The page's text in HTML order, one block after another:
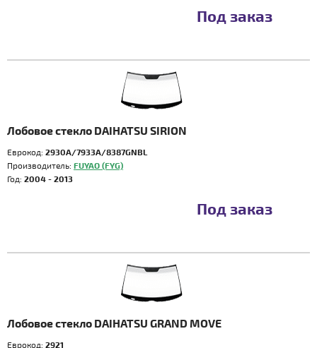
Под заказ
Лобовое стекло DAIHATSU SIRION
Еврокод: 2930A/7933A/8387GNBL
Производитель: FUYAO (FYG)
Год: 2004 - 2013
Под заказ
Лобовое стекло DAIHATSU GRAND MOVE
Еврокод: 2921